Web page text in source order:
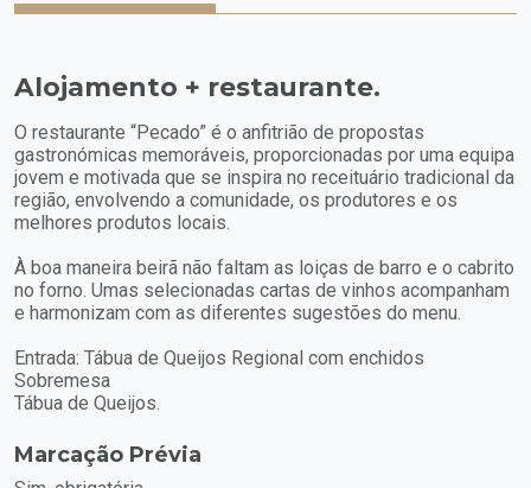
Alojamento + restaurante.
O restaurante “Pecado” é o anfitrião de propostas
gastronómicas memoráveis, proporcionadas por uma equipa
jovem e motivada que se inspira no receituário tradicional da
região, envolvendo a comunidade, os produtores e os
melhores produtos locais.
À boa maneira beirã não faltam as loiças de barro e o cabrito
no forno. Umas selecionadas cartas de vinhos acompanham
e harmonizam com as diferentes sugestões do menu.
Entrada: Tábua de Queijos Regional com enchidos
Sobremesa
Tábua de Queijos.
Marcação Prévia